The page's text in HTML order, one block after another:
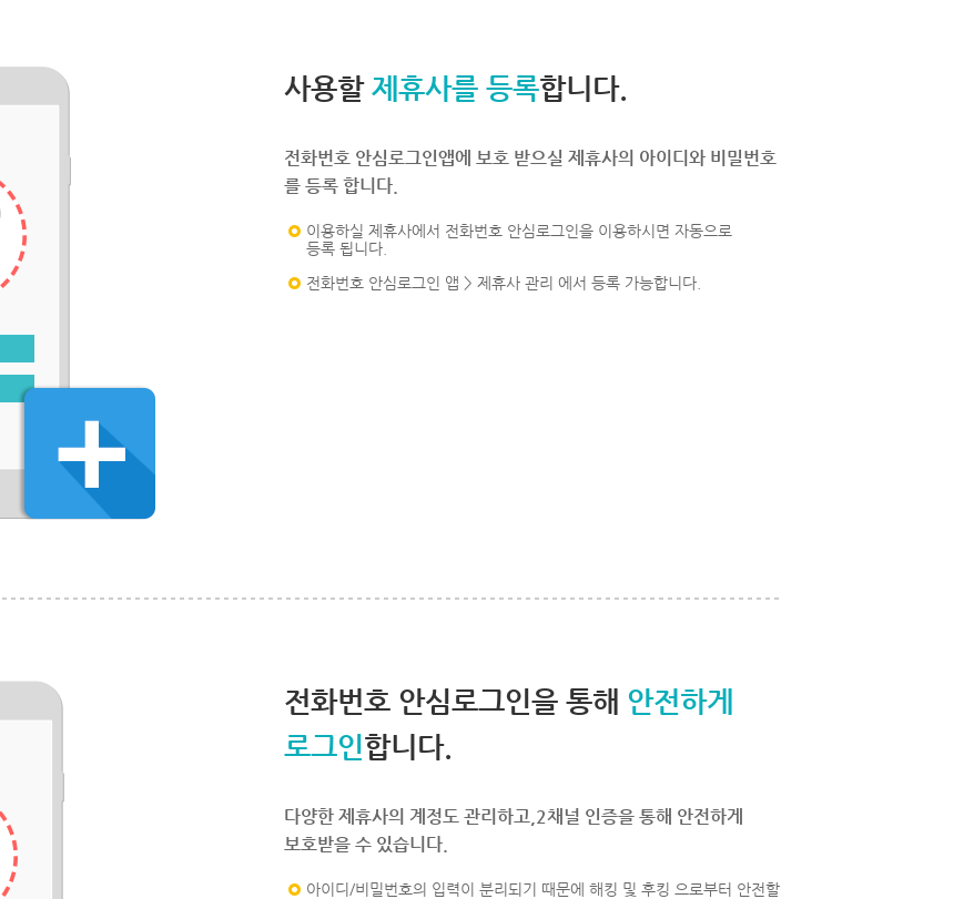
사용할 제휴사를 등록합니다.
전화번호 안심로그인앱에 보호 받으실 제휴사의 아이디와 비밀번호
를 등록 합니다.
이용하실 제휴사에서 전화번호 안심로그인을 이용하시면 자동으로
등록 됩니다.
전화번호 안심로그인 앱 > 제휴사 관리 에서 등록 가능합니다.
전화번호 안심로그인을 통해 안전하게
로그인합니다.
다양한 제휴사의 계정도 관리하고,2채널 인증을 통해 안전하게
보호받을 수 있습니다.
아이디/비밀번호의 입력이 분리되기 때문에 해킹 및 후킹 으로부터 안전할